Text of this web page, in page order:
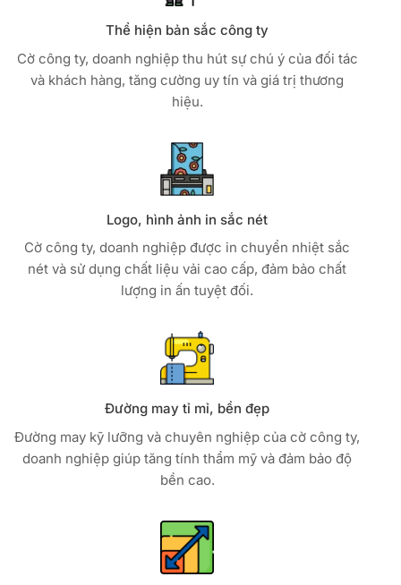
Thể hiện bản sắc công ty
Cờ công ty, doanh nghiệp thu hút sự chú ý của đối tác
và khách hàng, tăng cường uy tín và giá trị thương
hiệu.
Logo, hình ảnh in sắc nét
Cờ công ty, doanh nghiệp được in chuyển nhiệt sắc
nét và sử dụng chất liệu vải cao cấp, đảm bảo chất
lượng in ấn tuyệt đối.
Đường may tỉ mỉ, bền đẹp
Đường may kỹ lưỡng và chuyên nghiệp của cờ công ty,
doanh nghiệp giúp tăng tính thẩm mỹ và đảm bảo độ
bền cao.